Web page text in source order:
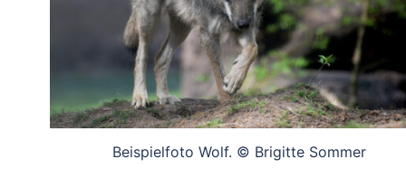
Beispielfoto Wolf. © Brigitte Sommer